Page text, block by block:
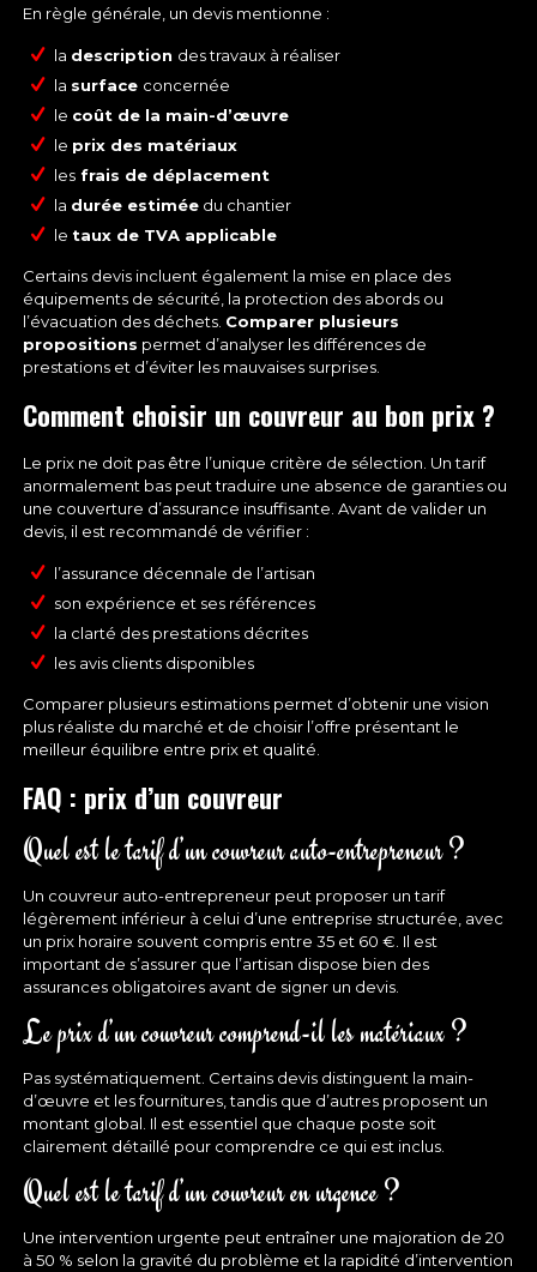
En règle générale, un devis mentionne :
la description des travaux à réaliser
la surface concernée
le coût de la main-d’œuvre
le prix des matériaux
les frais de déplacement
la durée estimée du chantier
le taux de TVA applicable
Certains devis incluent également la mise en place des
équipements de sécurité, la protection des abords ou
l’évacuation des déchets. Comparer plusieurs
propositions permet d’analyser les différences de
prestations et d’éviter les mauvaises surprises.
Comment choisir un couvreur au bon prix ?
Le prix ne doit pas être l’unique critère de sélection. Un tarif
anormalement bas peut traduire une absence de garanties ou
une couverture d’assurance insuffisante. Avant de valider un
devis, il est recommandé de vérifier :
l’assurance décennale de l’artisan
son expérience et ses références
la clarté des prestations décrites
les avis clients disponibles
Comparer plusieurs estimations permet d’obtenir une vision
plus réaliste du marché et de choisir l’offre présentant le
meilleur équilibre entre prix et qualité.
FAQ : prix d’un couvreur
Quel est le tarif d’un couvreur auto-entrepreneur ?
Un couvreur auto-entrepreneur peut proposer un tarif
légèrement inférieur à celui d’une entreprise structurée, avec
un prix horaire souvent compris entre 35 et 60 €. Il est
important de s’assurer que l’artisan dispose bien des
assurances obligatoires avant de signer un devis.
Le prix d’un couvreur comprend-il les matériaux ?
Pas systématiquement. Certains devis distinguent la main-
d’œuvre et les fournitures, tandis que d’autres proposent un
montant global. Il est essentiel que chaque poste soit
clairement détaillé pour comprendre ce qui est inclus.
Quel est le tarif d’un couvreur en urgence ?
Une intervention urgente peut entraîner une majoration de 20
à 50 % selon la gravité du problème et la rapidité d’intervention